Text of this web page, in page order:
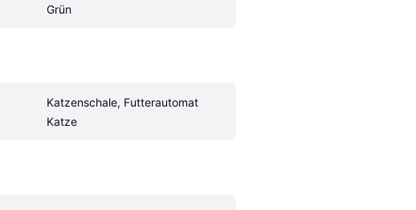
Grün
Katzenschale, Futterautomat
Katze